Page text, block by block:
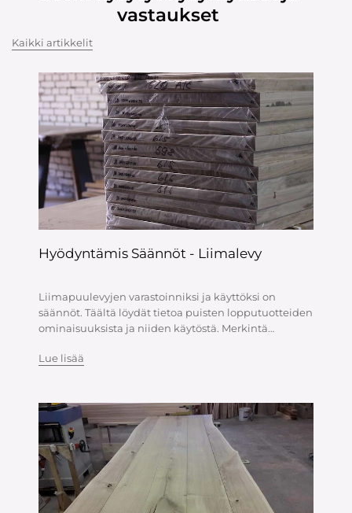
vastaukset
Kaikki artikkelit
Hyödyntämis Säännöt - Liimalevy
Liimapuulevyjen varastoinniksi ja käyttöksi on
säännöt. Täältä löydät tietoa puisten lopputuotteiden
ominaisuuksista ja niiden käytöstä. Merkintä
riippumatta koko...
Lue lisää